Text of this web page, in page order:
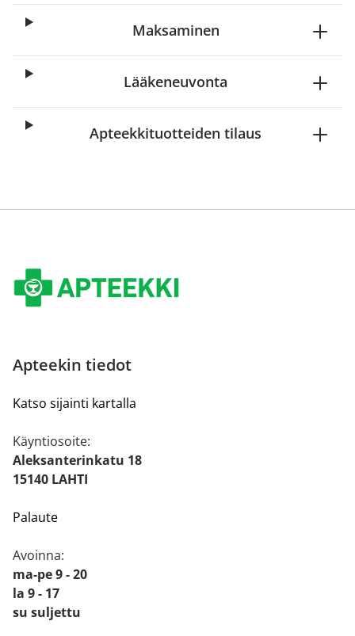
Maksaminen
Lääkeneuvonta
Apteekkituotteiden tilaus
Apteekin tiedot
Katso sijainti kartalla
Käyntiosoite:
Aleksanterinkatu 18
15140 LAHTI
Palaute
Avoinna:
ma-pe 9 - 20
la 9 - 17
su suljettu